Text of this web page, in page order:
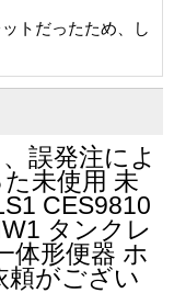
トだったため、し
誤発注によ
未使用 未
CES9810
タンクレ
体形便器 ホ
頼がござい